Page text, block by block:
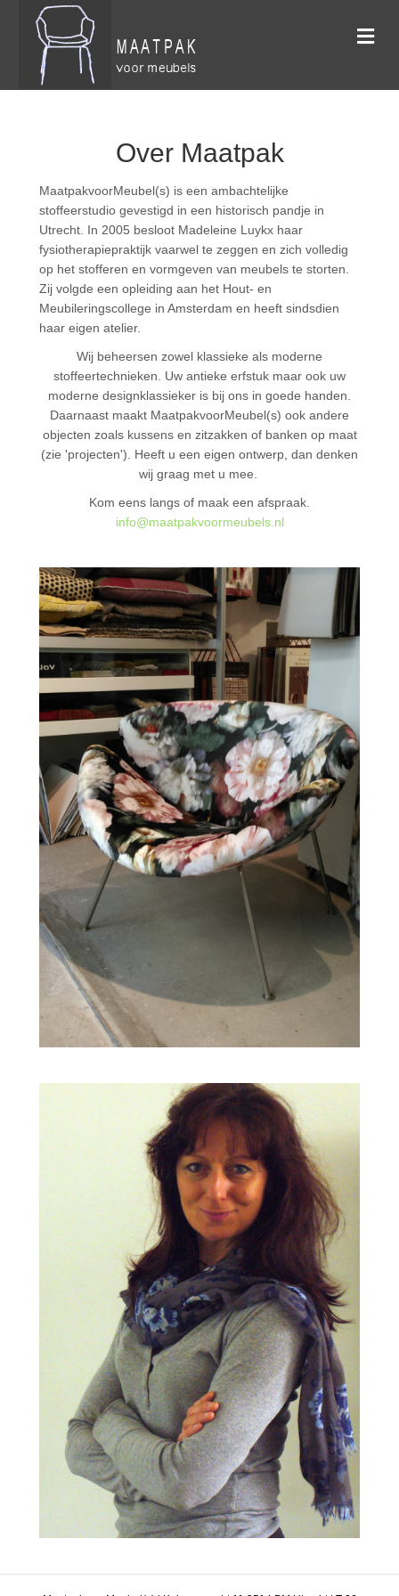
Over Maatpak
MaatpakvoorMeubel(s) is een ambachtelijke
stoffeerstudio gevestigd in een historisch pandje in
Utrecht. In 2005 besloot Madeleine Luykx haar
fysiotherapiepraktijk vaarwel te zeggen en zich volledig
op het stofferen en vormgeven van meubels te storten.
Zij volgde een opleiding aan het Hout- en
Meubileringscollege in Amsterdam en heeft sindsdien
haar eigen atelier.
Wij beheersen zowel klassieke als moderne
stoffeertechnieken. Uw antieke erfstuk maar ook uw
moderne designklassieker is bij ons in goede handen.
Daarnaast maakt MaatpakvoorMeubel(s) ook andere
objecten zoals kussens en zitzakken of banken op maat
(zie 'projecten'). Heeft u een eigen ontwerp, dan denken
wij graag met u mee.
Kom eens langs of maak een afspraak.
info@maatpakvoormeubels.nl